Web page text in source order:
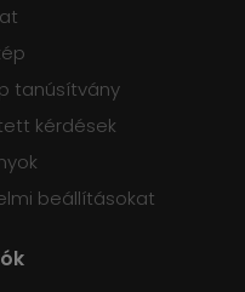
tanúsítvány
kérdések
beállításokat